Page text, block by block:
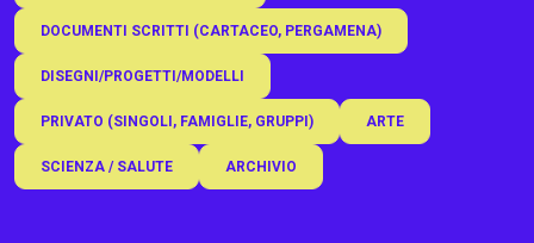
DOCUMENTI SCRITTI (CARTACEO, PERGAMENA)
DISEGNI/PROGETTI/MODELLI
PRIVATO (SINGOLI, FAMIGLIE, GRUPPI) ARTE
SCIENZA / SALUTE ARCHIVIO